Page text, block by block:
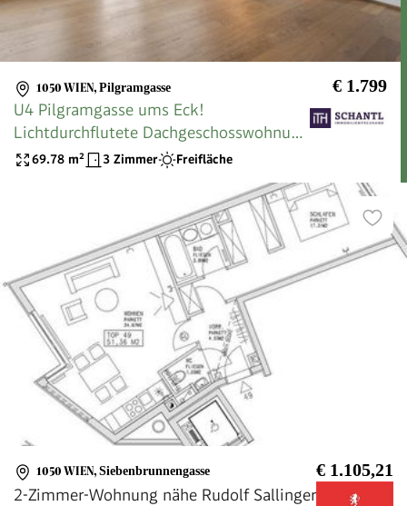
1050 WIEN, Pilgramgasse € 1.799
U4 Pilgramgasse ums Eck!
Lichtdurchflutete Dachgeschosswohnung
mit hofseitiger Terrasse + ausgezeichnete
69.78 m² 3 Zimmer Freifläche
1050 WIEN, Siebenbrunnengasse € 1.105,21
2-Zimmer-Wohnung nähe Rudolf Sallinger